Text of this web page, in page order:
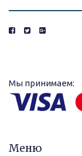
Мы принимаем:
Меню